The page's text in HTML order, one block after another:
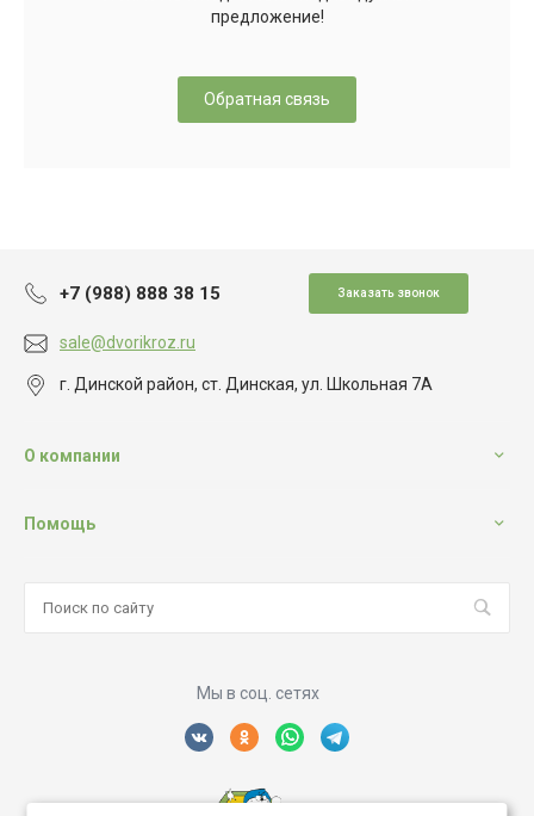
предложение!
Обратная связь
+7 (988) 888 38 15 Заказать звонок
sale@dvorikroz.ru
г. Динской район, ст. Динская, ул. Школьная 7А
О компании
Помощь
Мы в соц. сетях